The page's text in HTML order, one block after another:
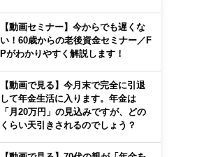
【動画セミナー】今からでも遅くな
い！60歳からの老後資金セミナー／F
Pがわかりやすく解説します！
【動画で見る】今月末で完全に引退
して年金生活に入ります。年金は
「月20万円」の見込みですが、どの
くらい天引きされるのでしょう？